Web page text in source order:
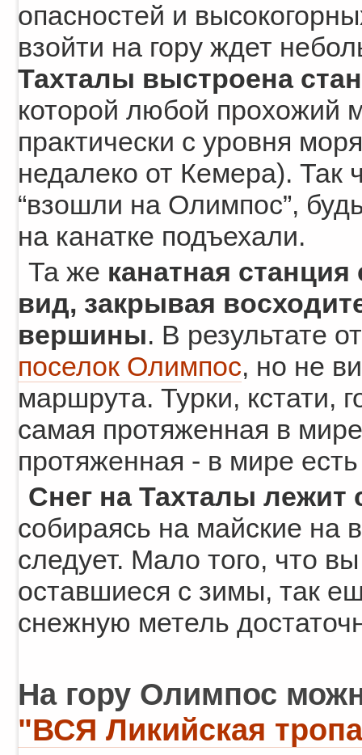
опасностей и
взойти на гору ждет
Тахталы выстроена
которой любой прохожий
практически с уровня
недалеко от Кемера). Так
“взошли на Олимпос”,
на канатке подъехали.
Та же канатная
вид, закрывая
вершины. В результате
поселок Олимпос, но не
маршрута. Турки, кстати,
самая протяженная в
протяженная - в мире
Снег на Тахталы лежит
собираясь на майские на
следует. Мало того, что
оставшиеся с зимы, так
снежную метель
На гору Олимпос
"ВСЯ Ликийская